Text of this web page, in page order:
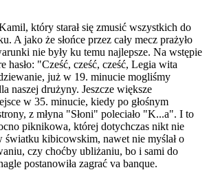
który starał się zmusić wszystkich do
A jako że słońce przez cały mecz prażyło
nie były ku temu najlepsze. Na wstępie
hasło: "Cześć, cześć, cześć, Legia wita
już w 19. minucie mogliśmy
naszej drużyny. Jeszcze większe
w 35. minucie, kiedy po głośnym
z młyna "Słoni" poleciało "K...a". I to
piknikowa, której dotychczas nikt nie
światku kibicowskim, nawet nie myślał o
czy choćby ubliżaniu, bo i sami do
postanowiła zagrać va banque.